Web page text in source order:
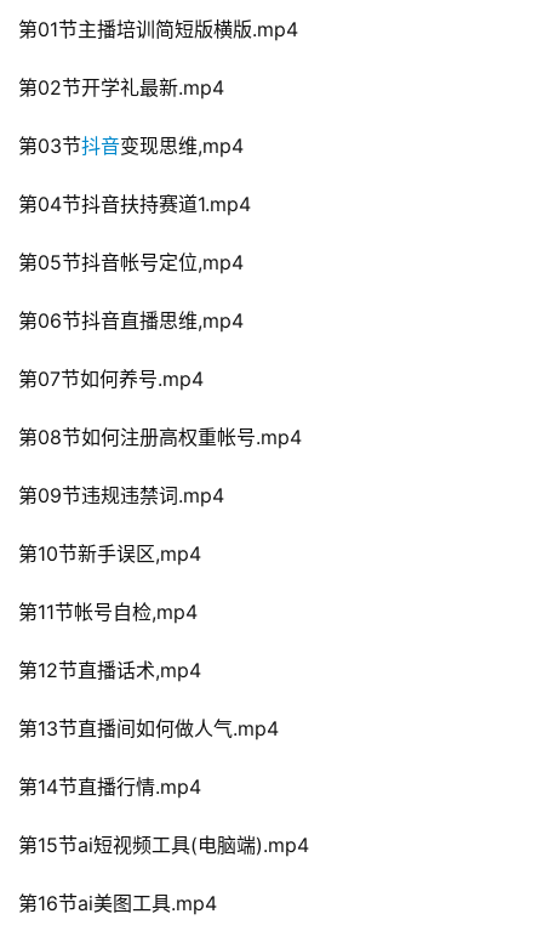
第01节主播培训简短版横版.mp4
第02节开学礼最新.mp4
第03节抖音变现思维,mp4
第04节抖音扶持赛道1.mp4
第05节抖音帐号定位,mp4
第06节抖音直播思维,mp4
第07节如何养号.mp4
第08节如何注册高权重帐号.mp4
第09节违规违禁词.mp4
第10节新手误区,mp4
第11节帐号自检,mp4
第12节直播话术,mp4
第13节直播间如何做人气.mp4
第14节直播行情.mp4
第15节ai短视频工具(电脑端).mp4
第16节ai美图工具.mp4